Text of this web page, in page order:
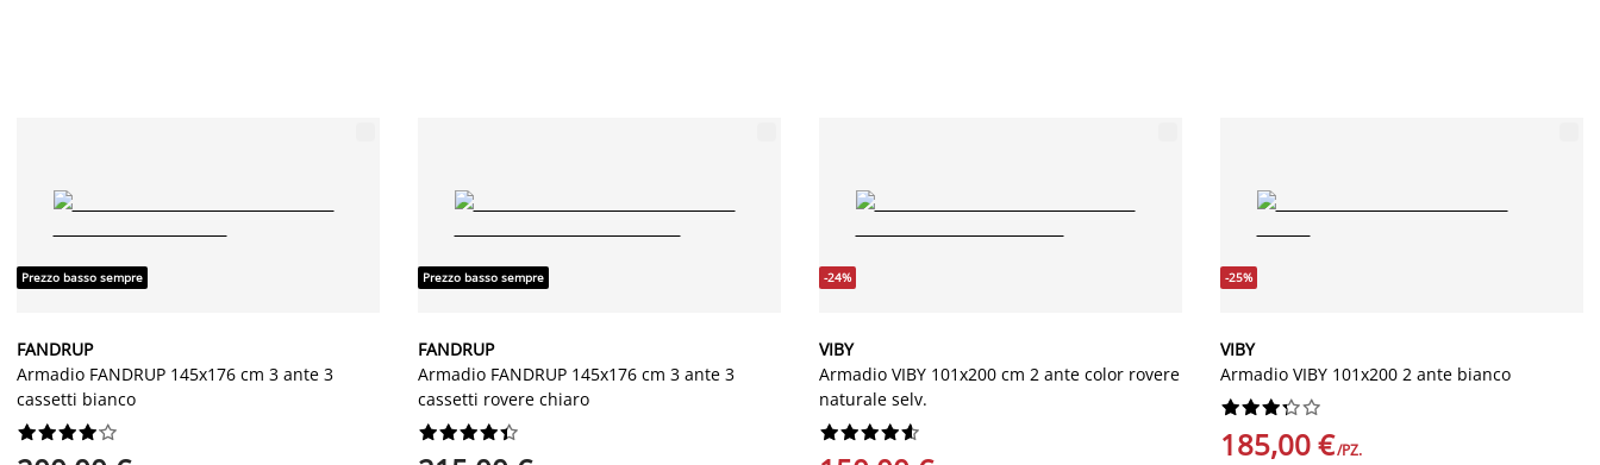
Prezzo basso sempre
FANDRUP
Armadio FANDRUP 145x176 cm 3 ante 3
cassetti bianco






Prezzo basso sempre
FANDRUP
Armadio FANDRUP 145x176 cm 3 ante 3
cassetti rovere chiaro






-24%
VIBY
Armadio VIBY 101x200 cm 2 ante color rovere
naturale selv.






-25%
VIBY
Armadio VIBY 101x200 2 ante bianco






185,00 €/PZ.